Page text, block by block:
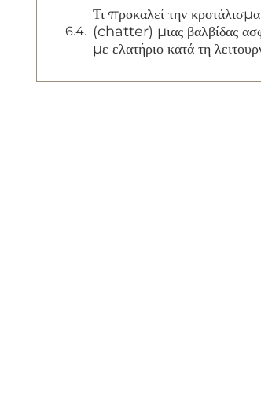
Τι προκαλεί την κροτάλισμα
(chatter) μιας βαλβίδας
με ελατήριο κατά τη